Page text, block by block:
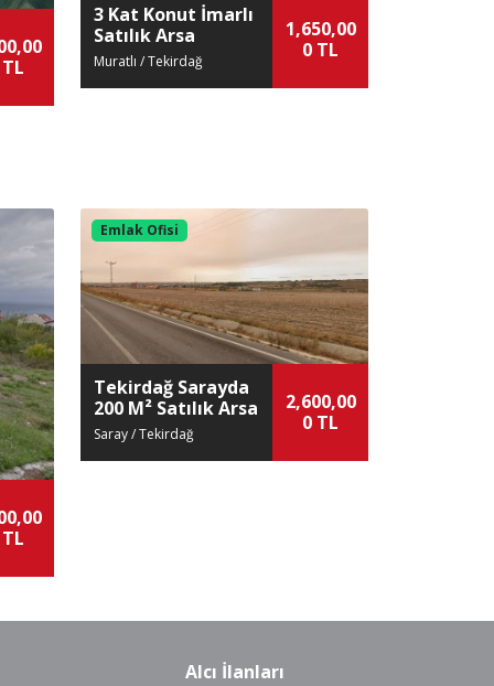
3 Kat Konut İmarlı
Satılık Arsa
Muratlı / Tekirdağ
1,650,00
0 TL
Emlak Ofisi
Tekirdağ Sarayda
200 M² Satılık Arsa
Saray / Tekirdağ
2,600,00
0 TL
Alcı İlanları